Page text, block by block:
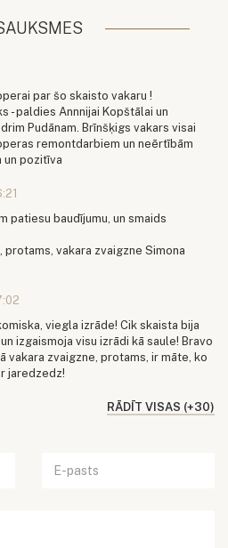
par šo skaisto vakaru !
- paldies Annnijai Kopštālai un
Pudānam. Brīnšķigs vakars visai
remontdarbiem un neērtībām
pozitīva
patiesu baudījumu, un smaids
vakara zvaigzne Simona
viegla izrāde! Cik skaista bija
izgaismoja visu izrādi kā saule! Bravo
vakara zvaigzne, protams, ir māte, ko
jaredzedz!
RĀDĪT VISAS (+30)